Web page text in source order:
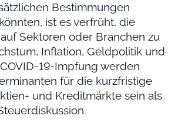
Bestimmungen
ist es verfrüht, die
Sektoren oder Branchen zu
Inflation, Geldpolitik und
19-Impfung werden
für die kurzfristige
und Kreditmärkte sein als